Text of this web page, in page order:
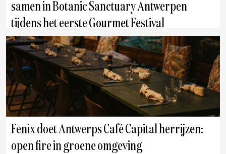
samen in Botanic Sanctuary Antwerpen
tijdens het eerste Gourmet Festival
Antwerpen
Fenix doet Antwerps Café Capital herrijzen:
open fire in groene omgeving